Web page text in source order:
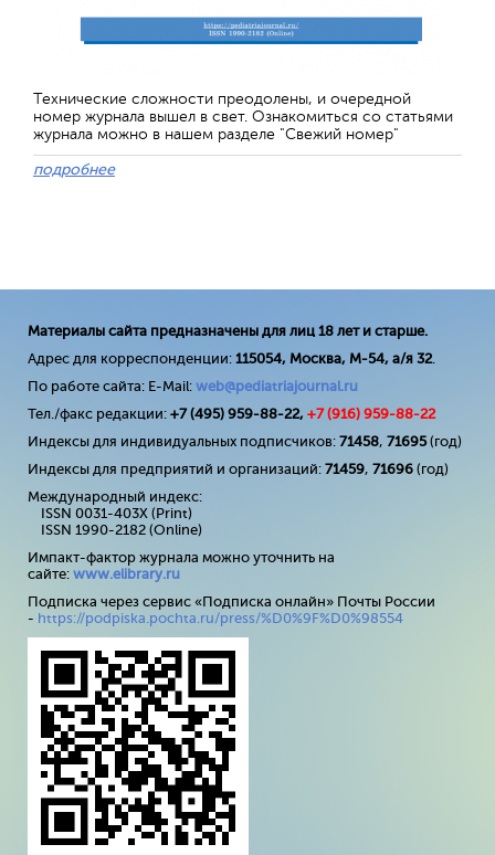
Технические сложности преодолены, и очередной
номер журнала вышел в свет. Ознакомиться со статьями
журнала можно в нашем разделе "Свежий номер"
подробнее
Материалы сайта предназначены для лиц 18 лет и старше.
Адрес для корреспонденции: 115054, Москва, М-54, а/я 32.
По работе сайта: E-Mail: web@pediatriajournal.ru
Тел./факс редакции: +7 (495) 959-88-22, +7 (916) 959-88-22
Индексы для индивидуальных подписчиков: 71458, 71695(год)
Индексы для предприятий и организаций: 71459, 71696 (год)
Международный индекс:
ISSN 0031-403X (Print)
ISSN 1990-2182 (Online)
Импакт-фактор журнала можно уточнить на
сайте: www.elibrary.ru
Подписка через сервис «Подписка онлайн» Почты России
- https://podpiska.pochta.ru/press/%D0%9F%D0%98554